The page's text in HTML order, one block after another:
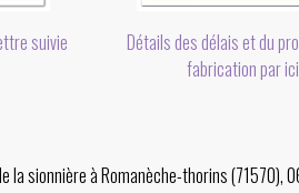
suivie
Détails des délais et du
fabrication par
la sionnière à Romanèche-thorins (71570),